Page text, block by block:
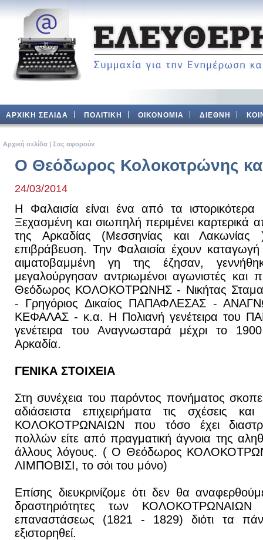
ΑΡΧΙΚΗ ΣΕΛΙΔΑ ΠΟΛΙΤΙΚΗ ΟΙΚΟΝΟΜΙΑ ΔΙΕΘΝΗ
Aρχική σελίδα | Σας αφορούν
Ο Θεόδωρος Κολοκοτρώνης
24/03/2014
Η Φαλαισία είναι ένα από τα ιστορικότερα
Ξεχασμένη και σιωπηλή περιμένει καρτερικά
της Αρκαδίας (Μεσσηνίας και
επιβράβευση. Την Φαλαισία έχουν καταγωγή
αιματοβαμμένη γη της έζησαν,
μεγαλούργησαν αντριωμένοι αγωνιστές και
Θεόδωρος ΚΟΛΟΚΟΤΡΩΝΗΣ - Νικήτας
- Γρηγόριος Δικαίος ΠΑΠΑΦΛΕΣΑΣ -
ΚΕΦΑΛΑΣ - κ.α. Η Πολιανή γενέτειρα του
γενέτειρα του Αναγνωσταρά μέχρι το
Αρκαδία.
ΓΕΝΙΚΑ ΣΤΟΙΧΕΙΑ
Στη συνέχεια του παρόντος πονήματος
αδιάσειστα επιχειρήματα τις σχέσεις
ΚΟΛΟΚΟΤΡΩΝΑΙΩΝ που τόσο έχει
πολλών είτε από πραγματική άγνοια της
άλλους λόγους. ( Ο Θεόδωρος
ΛΙΜΠΟΒΙΣΙ, το σόι του μόνο)
Επίσης διευκρινίζομε ότι δεν θα
δραστηριότητες των
επαναστάσεως (1821 - 1829) διότι τα
εξιστορηθεί.